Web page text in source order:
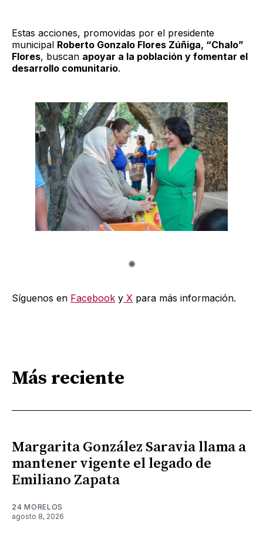
Estas acciones, promovidas por el presidente
municipal Roberto Gonzalo Flores Zúñiga, “Chalo”
Flores, buscan apoyar a la población y fomentar el
desarrollo comunitario.
Síguenos en Facebook y X para más información.
Más reciente
Margarita González Saravia llama a
mantener vigente el legado de
Emiliano Zapata
24 MORELOS
agosto 8, 2026